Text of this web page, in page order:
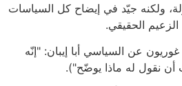
ولكنه جيّد في إيضاح كل السياسات
الحقيقي.
غوريون عن السياسي أبا إيبان: "إنّه
أن نقول له ماذا يوضّح").